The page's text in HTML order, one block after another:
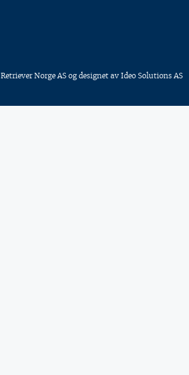
Retriever Norge AS og designet av Ideo Solutions AS